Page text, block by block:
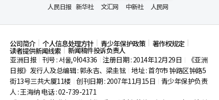
人民日报 新华社 文汇网 中新社 人民网
公司简介 个人信息处理方针 青少年保护政策 著作权规定
读者提供新闻线索
新闻稿件投诉负责人
亚洲日报
刊号 : 서울,아04336 注册日期 : 2014年12月29日
《亚洲
日报》发行人及总编辑 : 郭永吉、梁圭铉 地址 : 首尔市钟路区钟路5
街13号三共大厦11楼 创刊日期 : 2007年11月15日
青少年保护负责
人 : 王海纳 电话 : 02-739-2171